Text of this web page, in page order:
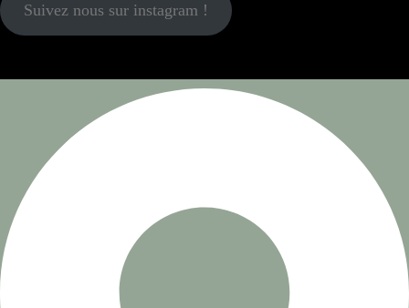
Suivez nous sur instagram !